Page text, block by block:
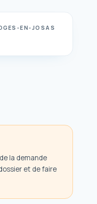
EN-JOSAS
la demande
et de faire